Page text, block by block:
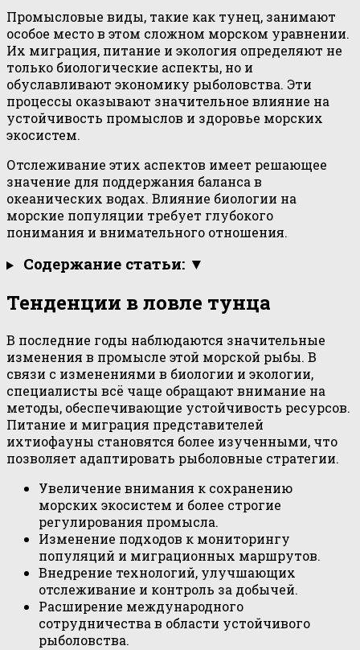
Промысловые виды, такие как тунец, занимают
особое место в этом сложном морском уравнении.
Их миграция, питание и экология определяют не
только биологические аспекты, но и
обуславливают экономику рыболовства. Эти
процессы оказывают значительное влияние на
устойчивость промыслов и здоровье морских
экосистем.
Отслеживание этих аспектов имеет решающее
значение для поддержания баланса в
океанических водах. Влияние биологии на
морские популяции требует глубокого
понимания и внимательного отношения.
Содержание статьи: ▼
Тенденции в ловле тунца
В последние годы наблюдаются значительные
изменения в промысле этой морской рыбы. В
связи с изменениями в биологии и экологии,
специалисты всё чаще обращают внимание на
методы, обеспечивающие устойчивость ресурсов.
Питание и миграция представителей
ихтиофауны становятся более изученными, что
позволяет адаптировать рыболовные стратегии.
Увеличение внимания к сохранению
морских экосистем и более строгие
регулирования промысла.
Изменение подходов к мониторингу
популяций и миграционных маршрутов.
Внедрение технологий, улучшающих
отслеживание и контроль за добычей.
Расширение международного
сотрудничества в области устойчивого
рыболовства.